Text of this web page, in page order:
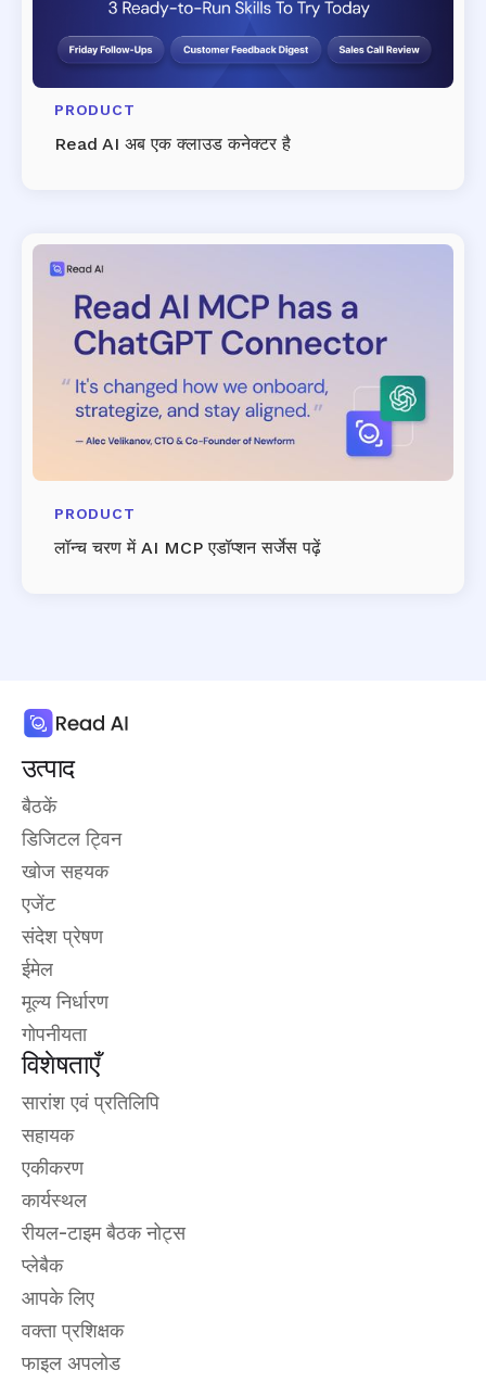
PRODUCT
Read AI अब एक क्लाउड कनेक्टर है
PRODUCT
लॉन्च चरण में AI MCP एडॉप्शन सर्जेस पढ़ें
उत्पाद
बैठकें
डिजिटल ट्विन
खोज सहयक
एजेंट
संदेश प्रेषण
ईमेल
मूल्य निर्धारण
गोपनीयता
विशेषताएँ
सारांश एवं प्रतिलिपि
सहायक
एकीकरण
कार्यस्थल
रीयल-टाइम बैठक नोट्स
प्लेबैक
आपके लिए
वक्ता प्रशिक्षक
फाइल अपलोड